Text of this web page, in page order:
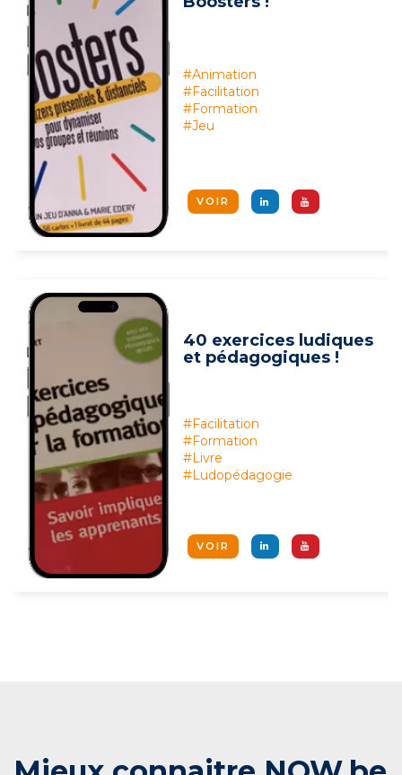
#Animation
#Facilitation
#Formation
#Jeu
VOIR
40 exercices ludiques
et pédagogiques !
#Facilitation
#Formation
#Livre
#Ludopédagogie
VOIR